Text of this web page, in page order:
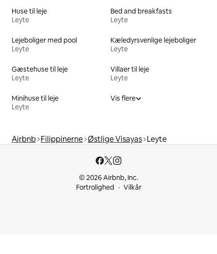
Huse til leje
Leyte
Bed and breakfasts
Leyte
Lejeboliger med pool
Leyte
Kæledyrsvenlige lejeboliger
Leyte
Gæstehuse til leje
Leyte
Villaer til leje
Leyte
Minihuse til leje
Leyte
Vis flere
Airbnb Filippinerne Østlige Visayas Leyte
© 2026 Airbnb, Inc.
Fortrolighed
Vilkår